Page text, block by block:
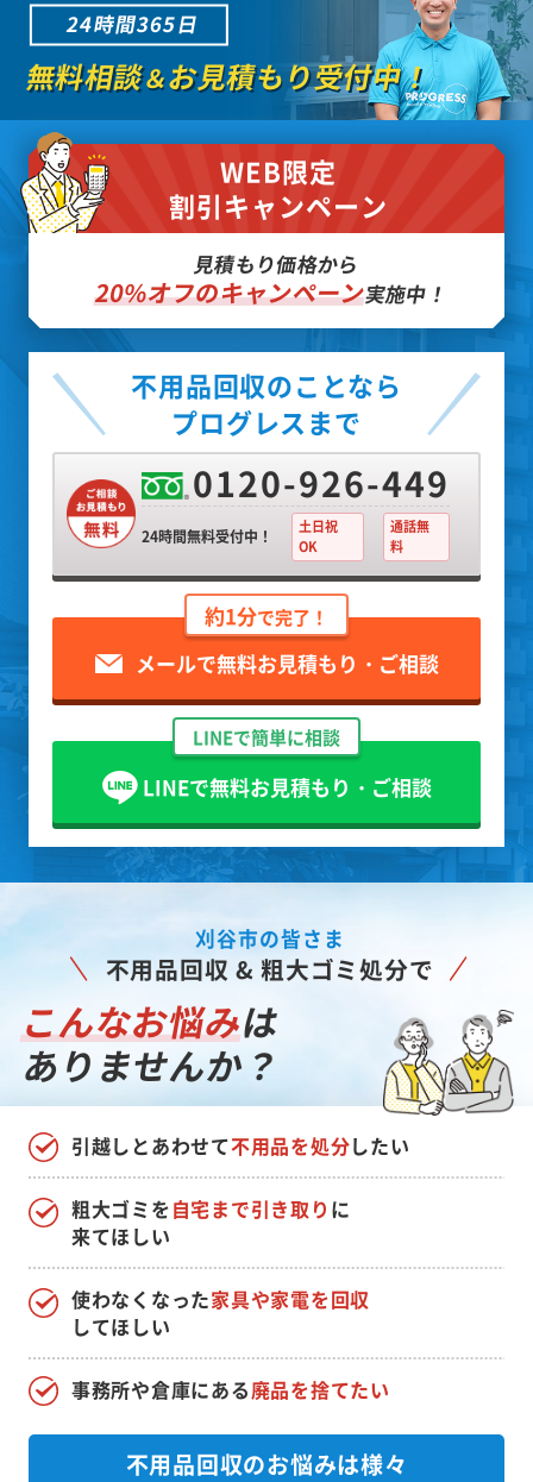
24時間365日
無料相談＆お見積もり受付中！
WEB限定
割引キャンペーン
見積もり価格から
20%オフのキャンペーン実施中！
不用品回収のことなら
プログレスまで
0120-926-449
24時間無料受付中！
土日祝
OK
通話無
料
約1分で完了！
メールで無料お見積もり・ご相談
LINEで簡単に相談
LINEで無料お見積もり・ご相談
刈谷市の皆さま
不用品回収 & 粗大ゴミ処分で
こんなお悩みは
ありませんか？
引越しとあわせて不用品を処分したい
使わなくなった家具や家電を回収
してほしい
粗大ゴミを自宅まで引き取り に
来てほしい
事務所や倉庫にある廃品を捨てたい
不用品回収のお悩みは様々